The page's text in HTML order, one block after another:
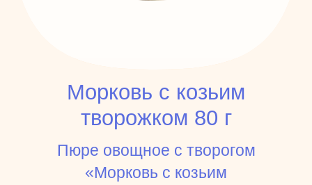
Морковь с козьим
творожком 80 г
Пюре овощное с творогом
«Морковь с козьим